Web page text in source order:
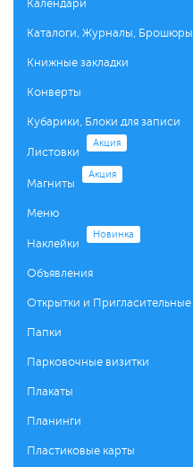
Календари
Каталоги, Журналы, Брошюры
Книжные закладки
Конверты
Кубарики, Блоки для записи
Листовки
Акция
Магниты
Акция
Меню
Наклейки
Новинка
Объявления
Открытки и Пригласительные
Папки
Парковочные визитки
Плакаты
Планинги
Пластиковые карты